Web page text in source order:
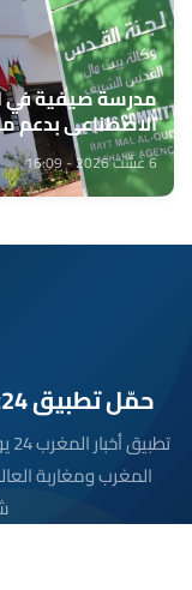
مدرسة صيفية في
الاصطناعي بدعم
6 غشت 2026 - 16:09
حمّل تطبيق Maroc24، أخبار المغرب تصلك أولاً
المغرب ومغاربة